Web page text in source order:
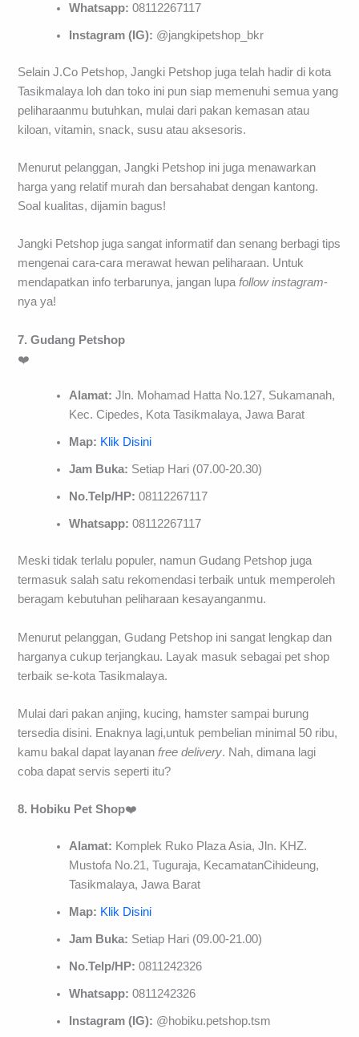
Whatsapp:08112267117
Instagram (IG): @jangkipetshop_bkr
Selain J.Co Petshop, Jangki Petshop juga telah hadir di kota
Tasikmalaya loh dan toko ini pun siap memenuhi semua yang
peliharaanmu butuhkan, mulai dari pakan kemasan atau
kiloan, vitamin, snack, susu atau aksesoris.
Menurut pelanggan, Jangki Petshop ini juga menawarkan
harga yang relatif murah dan bersahabat dengan kantong.
Soal kualitas, dijamin bagus!
Jangki Petshop juga sangat informatif dan senang berbagi tips
mengenai cara-cara merawat hewan peliharaan. Untuk
mendapatkan info terbarunya, jangan lupafollowinstagram-
nya ya!
7. Gudang Petshop
❤️
Alamat: Jln. Mohamad Hatta No.127, Sukamanah,
Kec. Cipedes, Kota Tasikmalaya, Jawa Barat
Map: Klik Disini
Jam Buka: Setiap Hari (07.00-20.30)
No.Telp/HP: 08112267117
Whatsapp:08112267117
Meski tidak terlalu populer, namun Gudang Petshop juga
termasuk salah satu rekomendasi terbaik untuk memperoleh
beragam kebutuhan peliharaan kesayanganmu.
Menurut pelanggan, Gudang Petshop ini sangat lengkap dan
harganya cukup terjangkau. Layak masuk sebagai pet shop
terbaik se-kota Tasikmalaya.
Mulai dari pakan anjing, kucing, hamster sampai burung
tersedia disini. Enaknya lagi,untuk pembelian minimal 50 ribu,
kamu bakal dapat layananfree delivery. Nah, dimana lagi
coba dapat servis seperti itu?
8. Hobiku Pet Shop❤️
Alamat: Komplek Ruko Plaza Asia, Jln. KHZ.
Mustofa No.21, Tuguraja, KecamatanCihideung,
Tasikmalaya, Jawa Barat
Map: Klik Disini
Jam Buka: Setiap Hari (09.00-21.00)
No.Telp/HP: 0811242326
Whatsapp:0811242326
Instagram (IG): @hobiku.petshop.tsm